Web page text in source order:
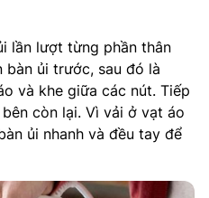
lần lượt từng phần thân
ủi trước, sau đó là
và khe giữa các nút. Tiếp
còn lại. Vì vải ở vạt áo
ủi nhanh và đều tay để